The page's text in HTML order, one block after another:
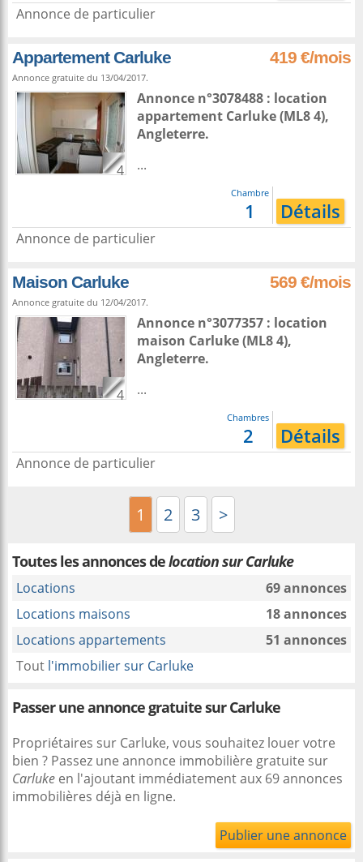
Annonce de particulier
Appartement Carluke 419 €/mois
Annonce gratuite du 13/04/2017.
4
Annonce n°3078488 : location
appartement Carluke(ML8 4),
Angleterre.
...
Chambre
1 Détails
Annonce de particulier
Maison Carluke 569 €/mois
Annonce gratuite du 12/04/2017.
4
Annonce n°3077357 : location
maison Carluke(ML8 4),
Angleterre.
...
Chambres
2 Détails
Annonce de particulier
1 2 3 >
Toutes les annonces delocation sur Carluke
Locations
69 annonces
Locations maisons
18 annonces
Locations appartements
51 annonces
Tout l'immobilier sur Carluke
Passer une annonce gratuite sur Carluke
Propriétaires sur Carluke, vous souhaitez louer votre
bien ? Passez une annonce immobilière gratuite sur
Carluke en l'ajoutant immédiatement aux 69 annonces
immobilières déjà en ligne.
Publier une annonce